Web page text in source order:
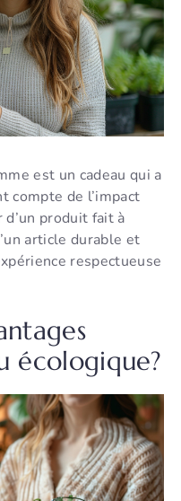
est un cadeau qui a
compte de l’impact
produit fait à
article durable et
respectueuse
écologique?